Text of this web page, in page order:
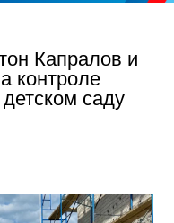
Капралов и
контроле
саду